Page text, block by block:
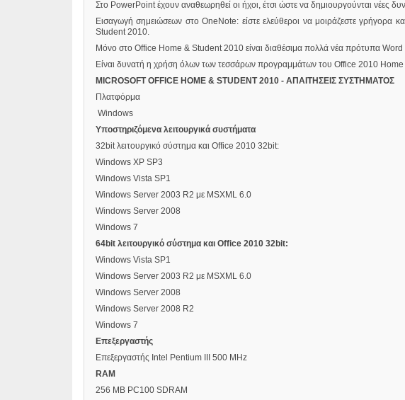
Στο PowerPoint έχουν αναθεωρηθεί οι ήχοι, έτσι ώστε να δημιουργούνται νέες
Εισαγωγή σημειώσεων στο OneNote: είστε ελεύθεροι να μοιράζεστε γρήγορα
Student 2010.
Μόνο στο Office Home & Student 2010 είναι διαθέσιμα πολλά νέα πρότυπα Word
Είναι δυνατή η χρήση όλων των τεσσάρων προγραμμάτων του Office 2010 Home
MICROSOFT OFFICE HOME & STUDENT 2010 - ΑΠΑΙΤΗΣΕΙΣ ΣΥΣΤΗΜΑΤΟΣ
Πλατφόρμα
Windows
Υποστηριζόμενα λειτουργικά συστήματα
32bit λειτουργικό σύστημα και Office 2010 32bit:
Windows XP SP3
Windows Vista SP1
Windows Server 2003 R2 με MSXML 6.0
Windows Server 2008
Windows 7
64bit λειτουργικό σύστημα και Office 2010 32bit:
Windows Vista SP1
Windows Server 2003 R2 με MSXML 6.0
Windows Server 2008
Windows Server 2008 R2
Windows 7
Επεξεργαστής
Επεξεργαστής Intel Pentium III 500 MHz
RAM
256 MB PC100 SDRAM